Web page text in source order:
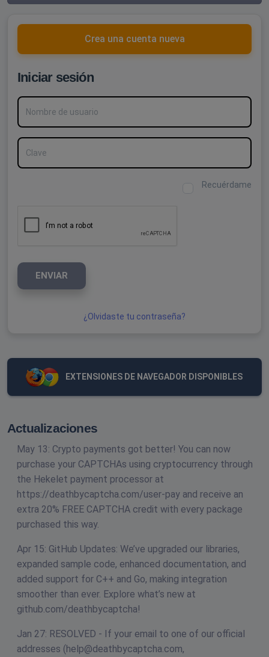
Crea una cuenta nueva
Iniciar sesión
Nombre de usuario
Clave
Recuérdame
ENVIAR
¿Olvidaste tu contraseña?
EXTENSIONES DE NAVEGADOR DISPONIBLES
Actualizaciones
May 13: Crypto payments got better! You can now
purchase your CAPTCHAs using cryptocurrency through
the Hekelet payment processor at
https://deathbycaptcha.com/user-pay and receive an
extra 20% FREE CAPTCHA credit with every package
purchased this way.
Apr 15: GitHub Updates: We’ve upgraded our libraries,
expanded sample code, enhanced documentation, and
added support for C++ and Go, making integration
smoother than ever. Explore what’s new at
github.com/deathbycaptcha!
Jan 27: RESOLVED - If your email to one of our official
addresses (help@deathbycaptcha.com,